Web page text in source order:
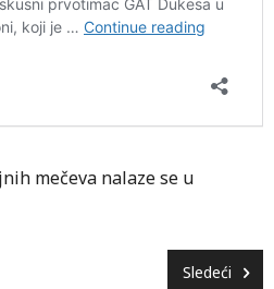
mečeva nalaze se u
Sledeći